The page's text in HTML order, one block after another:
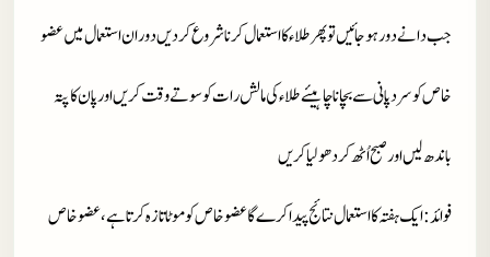
جب دانے دور ہو جائیں تو پھر طلاء کا استعمال کرنا شروع کر دیں دوران استعمال میں عضو
خاص کو سرد پانی سے بچانا چاہیئے طلاء کی مالش رات کو سوتے وقت کریں اور پان کا پتہ
باندھ لیں اور صبح اُٹھ کر دھو لیا کریں
فوائد: ایک ہفتہ کا استعمال نتائج پیدا کرے گاعضو خاص کو موٹا تازہ کرتا ہے ،عضو خاص